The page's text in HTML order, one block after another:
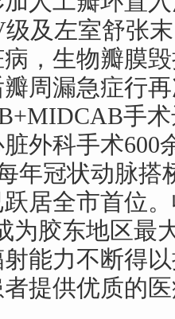
及左室舒张
，生物瓣膜
周漏急症行
手
外科手术600
年冠状动脉搭
居全市首位
为胶东地区最
能力不断得
提供优质的